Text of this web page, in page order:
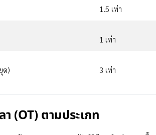
1.5 เท่า
1 เท่า
ด) 3 เท่า
(OT) ตามประเภท